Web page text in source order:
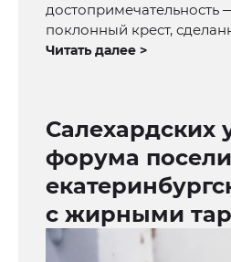
достопримечательность
поклонный крест,
Читать далее >
Салехардских
форума
с жирными